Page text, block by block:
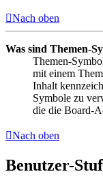
Nach oben
Was sind Themen-
Themen-
mit einem
Inhalt
Symbole zu
die die Board-
Nach oben
Benutzer-